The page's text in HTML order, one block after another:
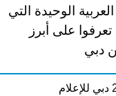
الوحيدة التي
على أبرز
دبي